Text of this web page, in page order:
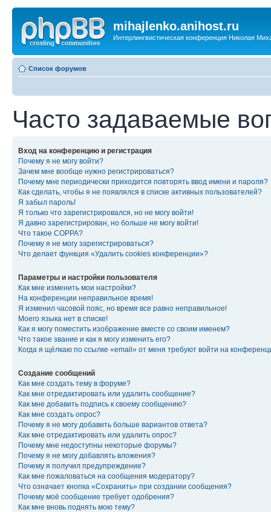
mihajlenko.anihost.ru
Интерлингвистическая конференция Николая
Список форумов
Часто задаваемые
Вход на конференцию и регистрация
Почему я не могу войти?
Зачем мне вообще нужно регистрироваться?
Почему мне периодически приходится повторять ввод имени и пароля?
Как сделать, чтобы я не появлялся в списке активных пользователей?
Я забыл пароль!
Я только что зарегистрировался, но не могу войти!
Я давно зарегистрирован, но больше не могу войти!
Что такое COPPA?
Почему я не могу зарегистрироваться?
Что делает функция «Удалить cookies конференции»?
Параметры и настройки пользователя
Как мне изменить мои настройки?
На конференции неправильное время!
Я изменил часовой пояс, но время все равно неправильное!
Моего языка нет в списке!
Как я могу поместить изображение вместе со своим именем?
Что такое звание и как я могу изменить его?
Когда я щёлкаю по ссылке «email» от меня требуют войти на
Создание сообщений
Как мне создать тему в форуме?
Как мне отредактировать или удалить сообщение?
Как мне добавить подпись к своему сообщению?
Как мне создать опрос?
Почему я не могу добавить больше вариантов ответа?
Как мне отредактировать или удалить опрос?
Почему мне недоступны некоторые форумы?
Почему я не могу добавлять вложения?
Почему я получил предупреждение?
Как мне пожаловаться на сообщения модератору?
Что означает кнопка «Сохранить» при создании сообщения?
Почему моё сообщение требует одобрения?
Как мне вновь поднять мою тему?